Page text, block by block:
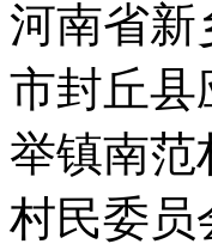
河南省新
市封丘县
举镇南范
村民委员